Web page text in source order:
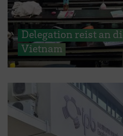
Delegation reist an
Vietnam